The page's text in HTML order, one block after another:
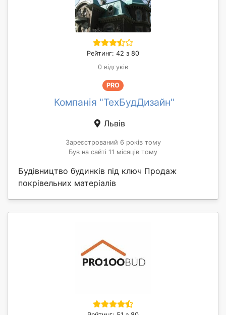
Рейтинг: 42 з 80
0 відгуків
PRO
Компанія "ТехБудДизайн"
Львів
Зареєстрований 6 років тому
Був на сайті 11 місяців тому
Будівництво будинків під ключ Продаж
покрівельних матеріалів